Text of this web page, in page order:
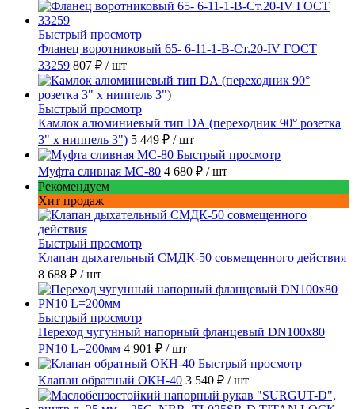
Быстрый просмотр
Фланец воротниковый 65- 6-11-1-B-Ст.20-IV ГОСТ
33259 807 ₽ / шт
Быстрый просмотр
Камлок алюминиевый тип DА (переходник 90° розетка
3" х ниппель 3") 5 449 ₽ / шт
Быстрый просмотр
Муфта сливная МС-80 4 680 ₽ / шт
Рекомендуем
Хит продаж
Быстрый просмотр
Клапан дыхательный СМДК-50 совмещенного действия
8 688 ₽ / шт
Быстрый просмотр
Переход чугунный напорный фланцевый DN100х80
PN10 L=200мм 4 901 ₽ / шт
Быстрый просмотр
Клапан обратный ОКН-40 3 540 ₽ / шт